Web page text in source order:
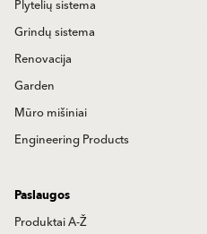
Plaatide süsteem
Põrandasüsteem
Renoveerimine
Aed
Müüritisegud
Inseneritooted
Teenused
Tooted A-st Z-ni